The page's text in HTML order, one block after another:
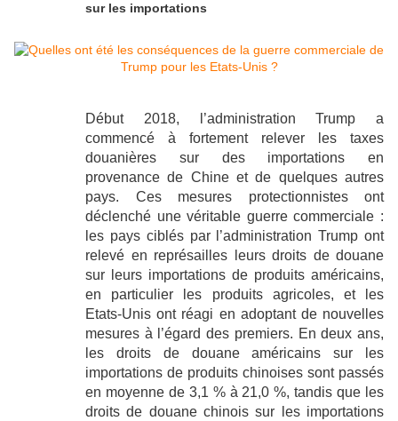
sur les importations
Début 2018, l’administration Trump a
commencé à fortement relever les taxes
douanières sur des importations en
provenance de Chine et de quelques autres
pays. Ces mesures protectionnistes ont
déclenché une véritable guerre commerciale :
les pays ciblés par l’administration Trump ont
relevé en représailles leurs droits de douane
sur leurs importations de produits américains,
en particulier les produits agricoles, et les
Etats-Unis ont réagi en adoptant de nouvelles
mesures à l’égard des premiers. En deux ans,
les droits de douane américains sur les
importations de produits chinoises sont passés
en moyenne de 3,1 % à 21,0 %, tandis que les
droits de douane chinois sur les importations